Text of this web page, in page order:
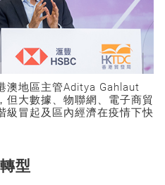
澳地區主管Aditya Gahlaut
但大數據、物聯網、電子商貿
級冒起及區內經濟在疫情下快
型